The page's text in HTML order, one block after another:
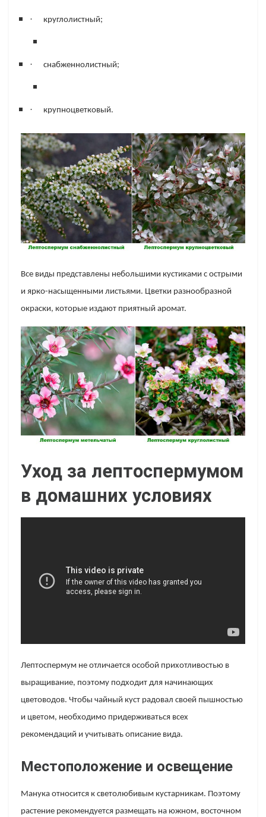
· круглолистный;
· снабженнолистный;
· крупноцветковый.
Все виды представлены небольшими кустиками с острыми
и ярко-насыщенными листьями. Цветки разнообразной
окраски, которые издают приятный аромат.
Уход за лептоспермумом
в домашних условиях
Лептоспермум не отличается особой прихотливостью в
выращивание, поэтому подходит для начинающих
цветоводов. Чтобы чайный куст радовал своей пышностью
и цветом, необходимо придерживаться всех
рекомендаций и учитывать описание вида.
Местоположение и освещение
Манука относится к светолюбивым кустарникам. Поэтому
растение рекомендуется размещать на южном, восточном